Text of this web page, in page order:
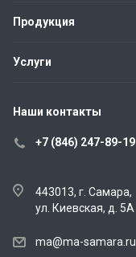
Продукция
Услуги
Наши контакты
+7 (846) 247-89-19
443013, г. Самара,
ул. Киевская, д. 5А
ma@ma-samara.ru